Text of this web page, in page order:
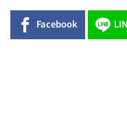
Facebook